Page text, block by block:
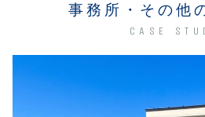
事務所・その他
CASE